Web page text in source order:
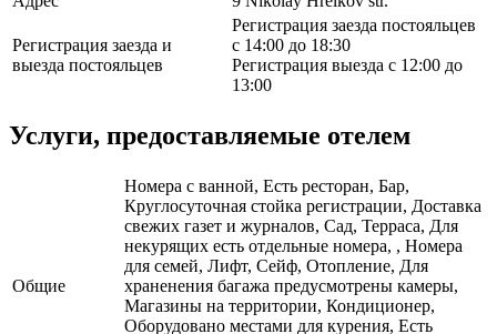
Регистрация заезда и
выезда постояльцев
Регистрация заезда постояльцев
с 14:00 до 18:30
Регистрация выезда с 12:00 до
13:00
Услуги, предоставляемые отелем
Общие
Номера с ванной, Есть ресторан, Бар,
Круглосуточная стойка регистрации, Доставка
свежих газет и журналов, Сад, Терраса, Для
некурящих есть отдельные номера, , Номера
для семей, Лифт, Сейф, Отопление, Для
храненения багажа предусмотрены камеры,
Магазины на территории, Кондиционер,
Оборудовано местами для курения, Есть